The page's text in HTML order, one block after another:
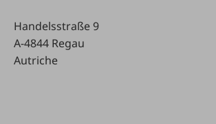
Handelsstraße 9
A-4844 Regau
Autriche